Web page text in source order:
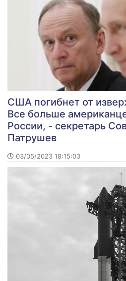
США погибнет от
Все больше
России, - секретарь
Патрушев
03/05/2023 18:15:03